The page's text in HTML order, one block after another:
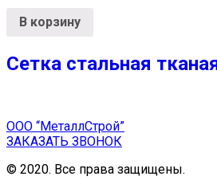
В корзину
Сетка стальная
ООО “МеталлСтрой”
ЗАКАЗАТЬ ЗВОНОК
© 2020. Все права защищены.